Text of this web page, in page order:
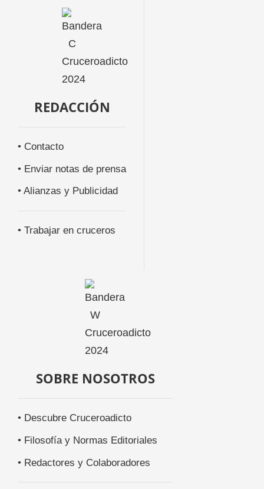
REDACCIÓN
• Contacto
• Enviar notas de prensa
• Alianzas y Publicidad
• Trabajar en cruceros
SOBRE NOSOTROS
• Descubre Cruceroadicto
• Filosofía y Normas Editoriales
• Redactores y Colaboradores